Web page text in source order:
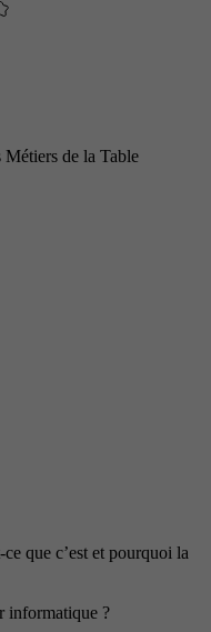
de la Table
que c’est et pourquoi la
informatique ?